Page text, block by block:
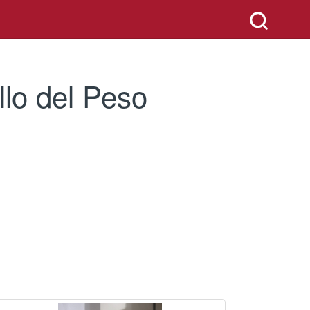
del Peso